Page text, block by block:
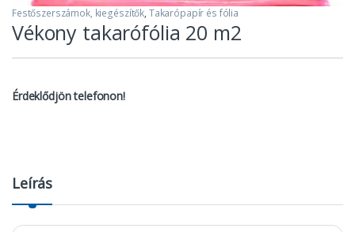
Festőszerszámok, kiegészítők, Takarópapír és fólia
Vékony takarófólia 20 m2
Érdeklődjön telefonon!
Leírás